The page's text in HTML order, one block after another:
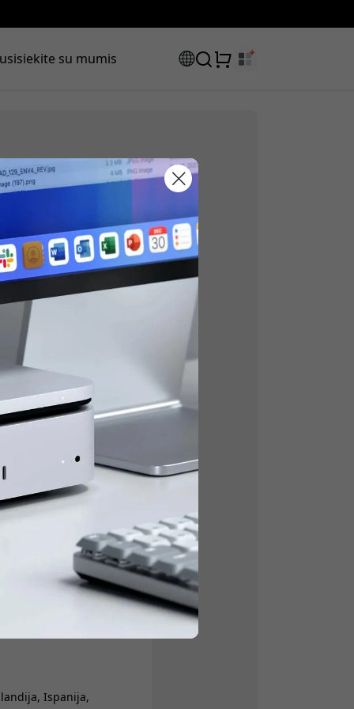
su mumis
jūs sutinkate su
netikslumus prekių
kai kaina
Neatsakome už
punktą.
Ispanija,
kodas:
naudokite šį kodą